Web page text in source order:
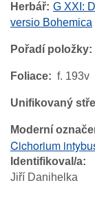
Herbář G XXI:
versio Bohemica
Pořadí položky
Foliace f. 193v
Unifikovaný
Moderní
Cichorium
Identifikoval/a
Jiří Danihelka